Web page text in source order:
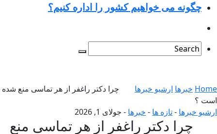
چگونه می خواهیم کشور را اداره کنیم؟
Home خبرها ارشیو خبرها
چرا دکتر راغفر از هر تماسی منع شده
است ؟
ارشیو خبرها -تازه ها - خبرها - جولای 1, 2026
چرا دکتر راغفر از هر تماسی منع